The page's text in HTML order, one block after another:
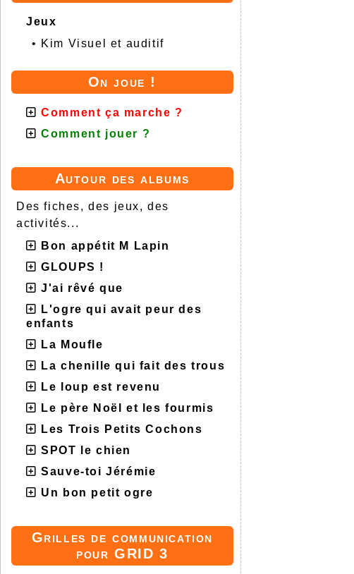
Jeux
• Kim Visuel et auditif
On joue !
Comment ça marche ?
Comment jouer ?
Autour des albums
Des fiches, des jeux, des
activités...
Bon appétit M Lapin
GLOUPS !
J'ai rêvé que
L'ogre qui avait peur des
enfants
La Moufle
La chenille qui fait des trous
Le loup est revenu
Le père Noël et les fourmis
Les Trois Petits Cochons
SPOT le chien
Sauve-toi Jérémie
Un bon petit ogre
Grilles de communication
pour GRID 3